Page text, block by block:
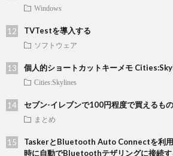
Windows
TVTestを導入する
ソフトウェア
個人的ショートカットキーメモ
Cities:Skylines
セブン-イレブンで100円程度で買えるも
まとめ
TaskerとBluetooth Auto Connectを利
時に自動でBluetoothテザリングに接続す